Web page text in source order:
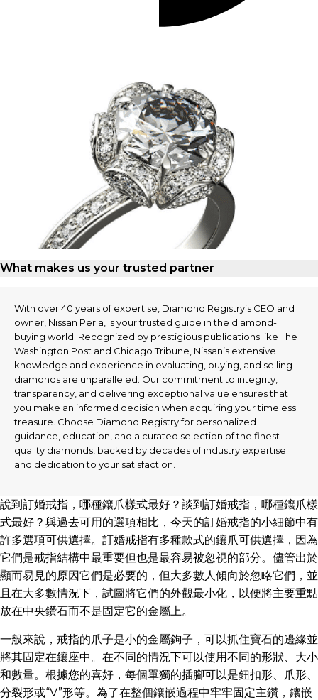
What makes us your trusted partner
With over 40 years of expertise, Diamond Registry’s CEO and
owner, Nissan Perla, is your trusted guide in the diamond-
buying world. Recognized by prestigious publications like The
Washington Post and Chicago Tribune, Nissan’s extensive
knowledge and experience in evaluating, buying, and selling
diamonds are unparalleled. Our commitment to integrity,
transparency, and delivering exceptional value ensures that
you make an informed decision when acquiring your timeless
treasure. Choose Diamond Registry for personalized
guidance, education, and a curated selection of the finest
quality diamonds, backed by decades of industry expertise
and dedication to your satisfaction.
說到訂婚戒指，哪種鑲爪樣式最好？談到訂婚戒指，哪種鑲爪樣
式最好？與過去可用的選項相比，今天的訂婚戒指的小細節中有
許多選項可供選擇。訂婚戒指有多種款式的鑲爪可供選擇，因為
它們是戒指結構中最重要但也是最容易被忽視的部分。儘管出於
顯而易見的原因它們是必要的，但大多數人傾向於忽略它們，並
且在大多數情況下，試圖將它們的外觀最小化，以便將主要重點
放在中央鑽石而不是固定它的金屬上。
一般來說，戒指的爪子是小的金屬鉤子，可以抓住寶石的邊緣並
將其固定在鑲座中。在不同的情況下可以使用不同的形狀、大小
和數量。根據您的喜好，每個單獨的插腳可以是鈕扣形、爪形、
分裂形或“V”形等。為了在整個鑲嵌過程中牢牢固定主鑽，鑲嵌